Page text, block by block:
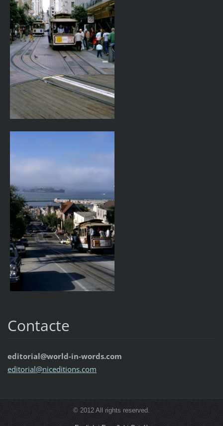
Contacte
editorial@world-in-words.com
editorial@niceditions.com
© 2012 All rights reserved.